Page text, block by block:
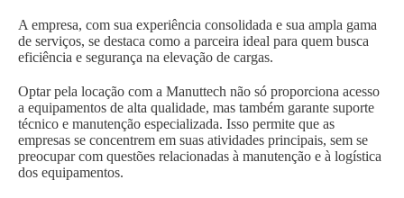
A empresa, com sua experiência consolidada e sua ampla gama
de serviços, se destaca como a parceira ideal para quem busca
eficiência e segurança na elevação de cargas.
Optar pela locação com a Manuttech não só proporciona acesso
a equipamentos de alta qualidade, mas também garante suporte
técnico e manutenção especializada. Isso permite que as
empresas se concentrem em suas atividades principais, sem se
preocupar com questões relacionadas à manutenção e à logística
dos equipamentos.